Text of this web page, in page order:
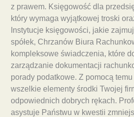
z prawem. Księgowość dla
który wymaga wyjątkowej troski
Instytucje księgowości, jakie
spółek, Chrzanów Biura
kompleksowe świadczenia, które
zarządzanie dokumentacji
porady podatkowe. Z pomocą
wszelkie elementy środki Twojej
odpowiednich dobrych rękach.
asystuje Państwu w kwestii